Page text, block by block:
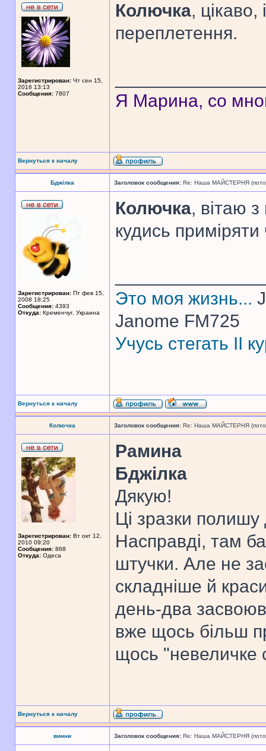
Зарегистрирован: Чт сен 15,
2016 13:13
Сообщения: 7807
Колючка,
переплетення.
Я Марина, со
Вернуться к началу
Бджілка Заголовок сообщения: Re: Наша МАЙСТЕРНЯ
Зарегистрирован: Пт фев 15,
2008 18:25
Сообщения: 4393
Откуда: Кременчуг, Украина
Колючка, вітаю
кудись приміряти
Это моя жизнь...
Janome FM725
Учусь стегать II
Вернуться к началу
Колючка Заголовок сообщения: Re: Наша МАЙСТЕРНЯ
Зарегистрирован: Вт окт 12,
2010 09:20
Сообщения: 868
Откуда: Одеса
Рамина
Бджілка
Дякую!
Ці зразки полишу
Насправді, там
штучки. Але не
складніше й
день-два
вже щось більш
щось "невеличке
Вернуться к началу
винни Заголовок сообщения: Re: Наша МАЙСТЕРНЯ